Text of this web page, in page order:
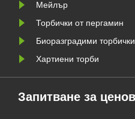
Мейлър
Торбички от пергамин
Биоразградими торбички
Хартиени торби
Запитване за